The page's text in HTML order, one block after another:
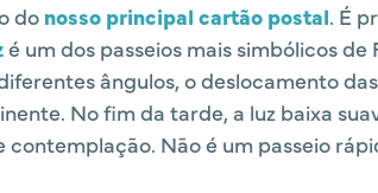
do nosso principal cartão postal. É
é um dos passeios mais simbólicos de
ângulos, o deslocamento
No fim da tarde, a luz baixa
Não é um passeio